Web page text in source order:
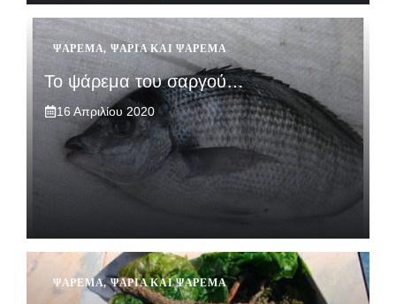
ΨΆΡΕΜΑ, ΨΆΡΙΑ ΚΑΙ ΨΆΡΕΜΑ
Το ψάρεμα του σαργού…
16 Απριλίου 2020
ΨΆΡΕΜΑ,ΨΆΡΙΑ ΚΑΙ ΨΆΡΕΜΑ